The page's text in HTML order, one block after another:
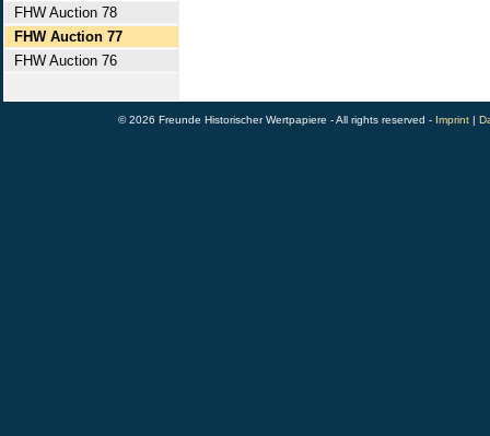
FHW Auction 78
FHW Auction 77
FHW Auction 76
© 2026 Freunde Historischer Wertpapiere - All rights reserved - Imprint |